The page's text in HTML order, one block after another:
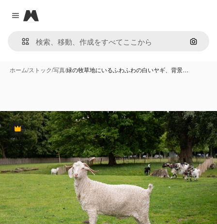
Close menu
Magnific
画像で
ホーム/ストック/写真/緑の牧草地にいるふわふわの白いヤギ、背景…
Premium